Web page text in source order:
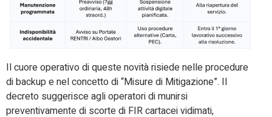
Il cuore operativo di queste novità risiede nelle procedure
di backup e nel concetto di “Misure di Mitigazione”. Il
decreto suggerisce agli operatori di munirsi
preventivamente di scorte di FIR cartacei vidimati,